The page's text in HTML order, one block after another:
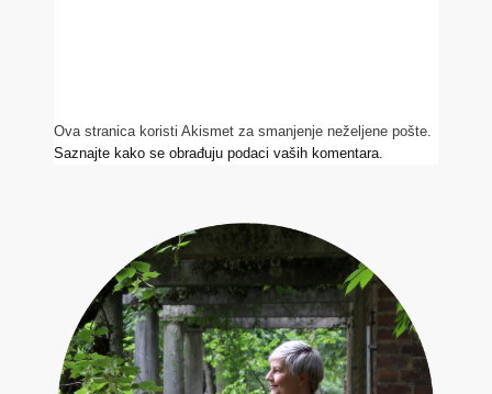
Ova stranica koristi Akismet za smanjenje neželjene pošte.
Saznajte kako se obrađuju podaci vaših komentara.